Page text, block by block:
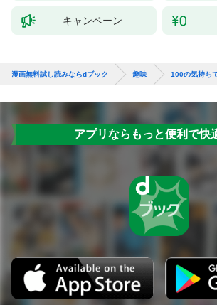
キャンペーン
漫画無料試し読みならdブック 趣味 100の気持ち
アプリならもっと便利で快